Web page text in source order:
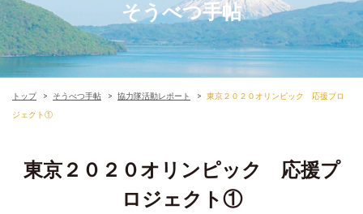
そうべつ手帖
トップ そうべつ手帖 協力隊活動レポート 東京２０２０オリンピック 応援プロ
ジェクト①
東京２０２０オリンピック 応援プ
ロジェクト①